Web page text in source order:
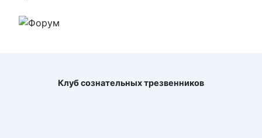
Клуб сознательных трезвенников